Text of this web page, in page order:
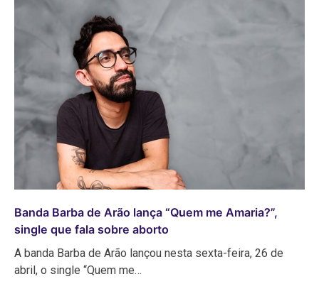
Banda Barba de Arão lança “Quem me Amaria?”,
single que fala sobre aborto
A banda Barba de Arão lançou nesta sexta-feira, 26 de
abril, o single “Quem me…